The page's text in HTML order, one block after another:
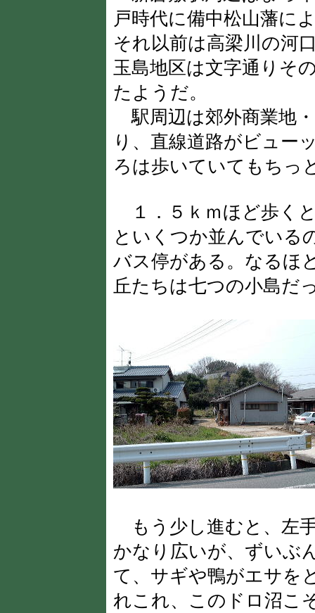
戸時代に備中松山藩に
それ以前は高梁川の河
玉島地区は文字通りそ
たようだ。
駅周辺は郊外商業地
り、直線道路がビュー
ろは歩いていてもちっ
１．５ｋｍほど歩く
といくつか並んでいる
バス停がある。なるほ
丘たちは七つの小島だ
もう少し進むと、左
かなり広いが、ずいぶ
て、サギや鴨がエサを
れこれ、このドロ沼こ